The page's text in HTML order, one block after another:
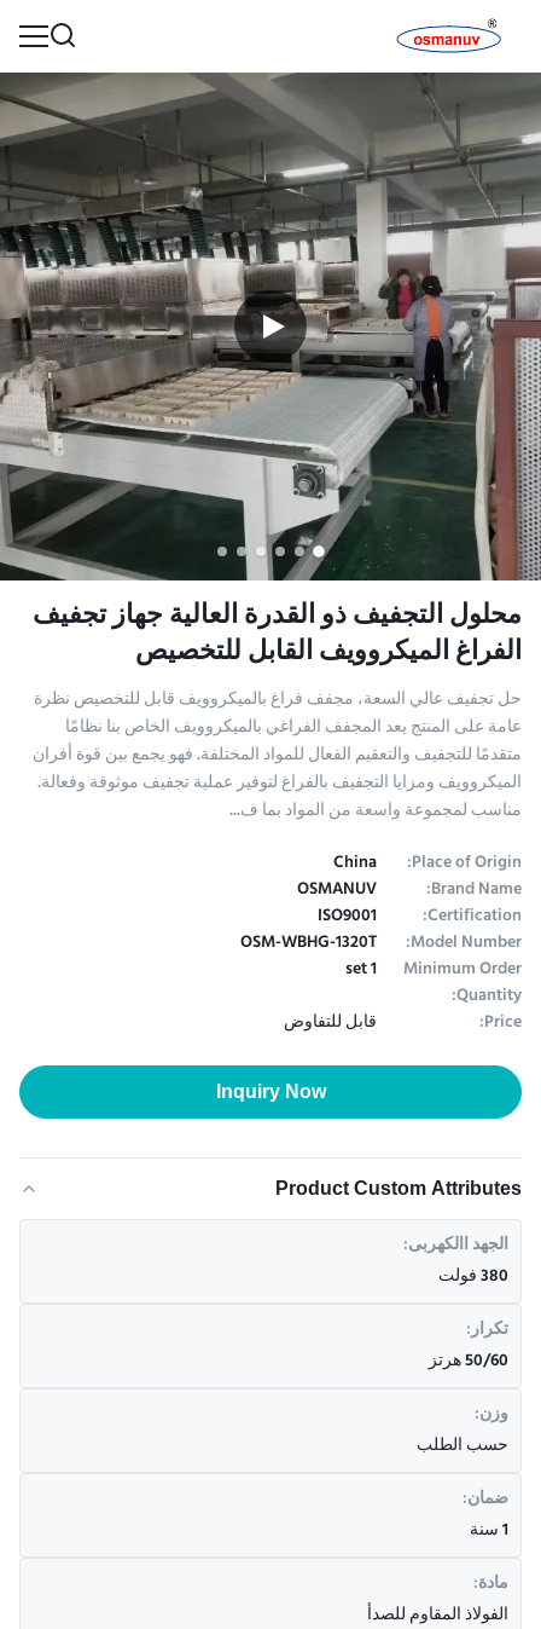
محلول التجفيف ذو القدرة العالية جهاز تجفيف
الفراغ الميكروويف القابل للتخصيص
حل تجفيف عالي السعة، مجفف فراغ بالميكروويف قابل للتخصيص نظرة
عامة على المنتج يعد المجفف الفراغي بالميكروويف الخاص بنا نظامًا
متقدمًا للتجفيف والتعقيم الفعال للمواد المختلفة. فهو يجمع بين قوة أفران
الميكروويف ومزايا التجفيف بالفراغ لتوفير عملية تجفيف موثوقة وفعالة.
مناسب لمجموعة واسعة من المواد بما ف...
Place of Origin:
China
Brand Name:
OSMANUV
Certification:
ISO9001
Model Number:
OSM-WBHG-1320T
Minimum Order
Quantity:
1 set
Price:
قابل للتفاوض
Inquiry Now
Product Custom Attributes
الجهد االكهربى:
380 فولت
تكرار:
50/60 هرتز
وزن:
حسب الطلب
ضمان:
1 سنة
مادة:
الفولاذ المقاوم للصدأ